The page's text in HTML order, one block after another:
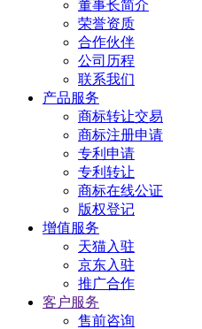
董事长简介
荣誉资质
合作伙伴
公司历程
联系我们
产品服务
商标转让交易
商标注册申请
专利申请
专利转让
商标在线公证
版权登记
增值服务
天猫入驻
京东入驻
推广合作
客户服务
售前咨询